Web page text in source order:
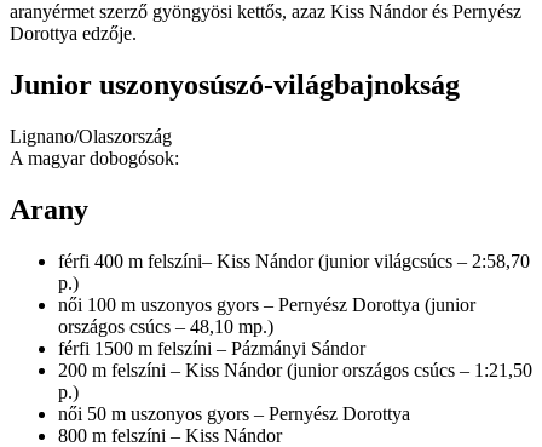
aranyérmet szerző gyöngyösi kettős, azaz Kiss Nándor és Pernyész
Dorottya edzője.
Junior uszonyosúszó-világbajnokság
Lignano/Olaszország
A magyar dobogósok:
Arany
férfi 400 m felszíni– Kiss Nándor (junior világcsúcs – 2:58,70
p.)
női 100 m uszonyos gyors – Pernyész Dorottya (junior
országos csúcs – 48,10 mp.)
férfi 1500 m felszíni – Pázmányi Sándor
200 m felszíni – Kiss Nándor (junior országos csúcs – 1:21,50
p.)
női 50 m uszonyos gyors – Pernyész Dorottya
800 m felszíni – Kiss Nándor